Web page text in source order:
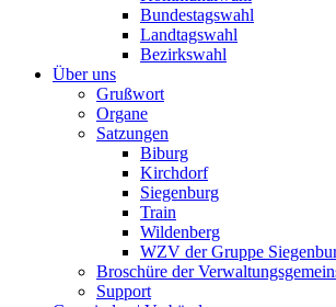
Bundestagswahl
Landtagswahl
Bezirkswahl
Über uns
Grußwort
Organe
Satzungen
Biburg
Kirchdorf
Siegenburg
Train
Wildenberg
WZV der Gruppe
Broschüre der
Support